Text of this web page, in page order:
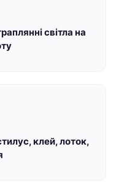
світла на
клей, лоток,